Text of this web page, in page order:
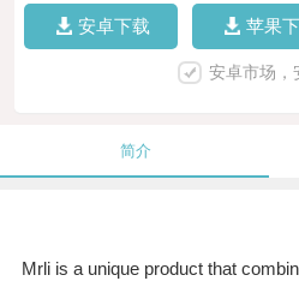
安卓下载 苹果
安卓市场，
简介
Mrli is a unique product that